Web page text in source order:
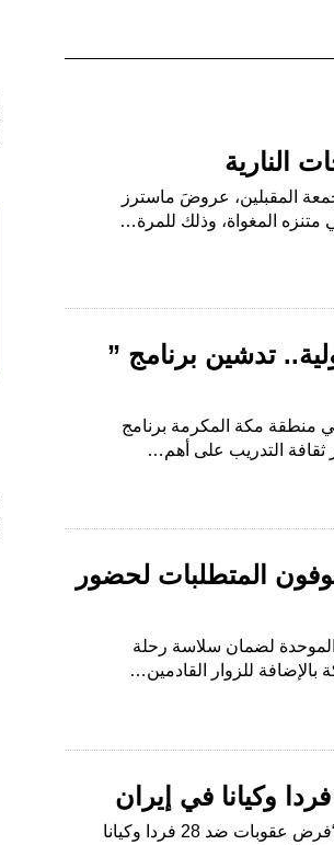
النارية
حائل 2022، الخميس والجمعة المقبلين، عروضَ ماسترز
تدشين برنامج ”
منطقة مكة المكرمة برنامج
ثقافة التدريب على أهم…
المتطلبات لحضور
الموحدة لضمان سلاسة رحلة
للزوار القادمين…
البلاد : وكالات أعلن الاتحاد الأوروبي، مساء اليوم الاثنين، “فرض عقوبات ضد 28 فردا وكيانا